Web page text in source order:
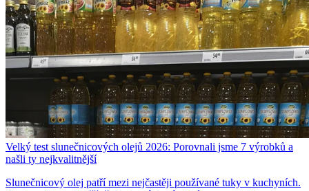
Velký test slunečnicových olejů 2026: Porovnali jsme 7 výrobků a
našli ty nejkvalitnější
Slunečnicový olej patří mezi nejčastěji používané tuky v kuchyních.